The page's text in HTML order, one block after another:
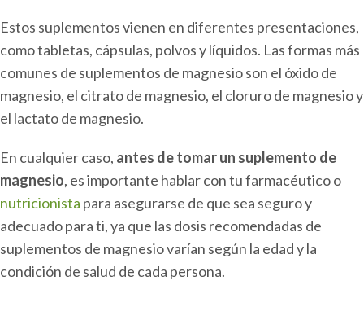
Estos suplementos vienen en diferentes presentaciones,
como tabletas, cápsulas, polvos y líquidos. Las formas más
comunes de suplementos de magnesio son el óxido de
magnesio, el citrato de magnesio, el cloruro de magnesio y
el lactato de magnesio.
En cualquier caso, antes de tomar un suplemento de
magnesio, es importante hablar con tu farmacéutico o
nutricionista para asegurarse de que sea seguro y
adecuado para ti, ya que las dosis recomendadas de
suplementos de magnesio varían según la edad y la
condición de salud de cada persona.